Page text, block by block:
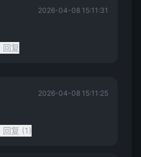
2026-04-08 15:11:31
回复
2026-04-08 15:11:25
回复 (1)